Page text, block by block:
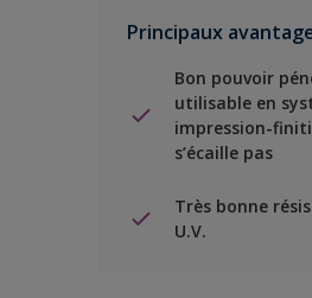
Principaux
Bon pouvoir
utilisable en
impression-
s’écaille pas
Très bonne
U.V.